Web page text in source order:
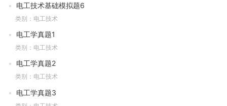
电工技术基础模拟题6
类别：电工技术
电工学真题1
类别：电工技术
电工学真题2
类别：电工技术
电工学真题3